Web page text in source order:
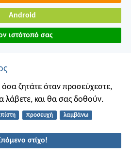
Android
ιστότοπό σας
ζητάτε όταν προσεύχεστε,
λάβετε, και θα σας δοθούν.
πίστη προσευχή λαμβάνω
στίχο!